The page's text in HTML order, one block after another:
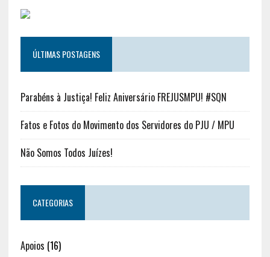
ÚLTIMAS POSTAGENS
Parabéns à Justiça! Feliz Aniversário FREJUSMPU! #SQN
Fatos e Fotos do Movimento dos Servidores do PJU / MPU
Não Somos Todos Juízes!
CATEGORIAS
Apoios (16)